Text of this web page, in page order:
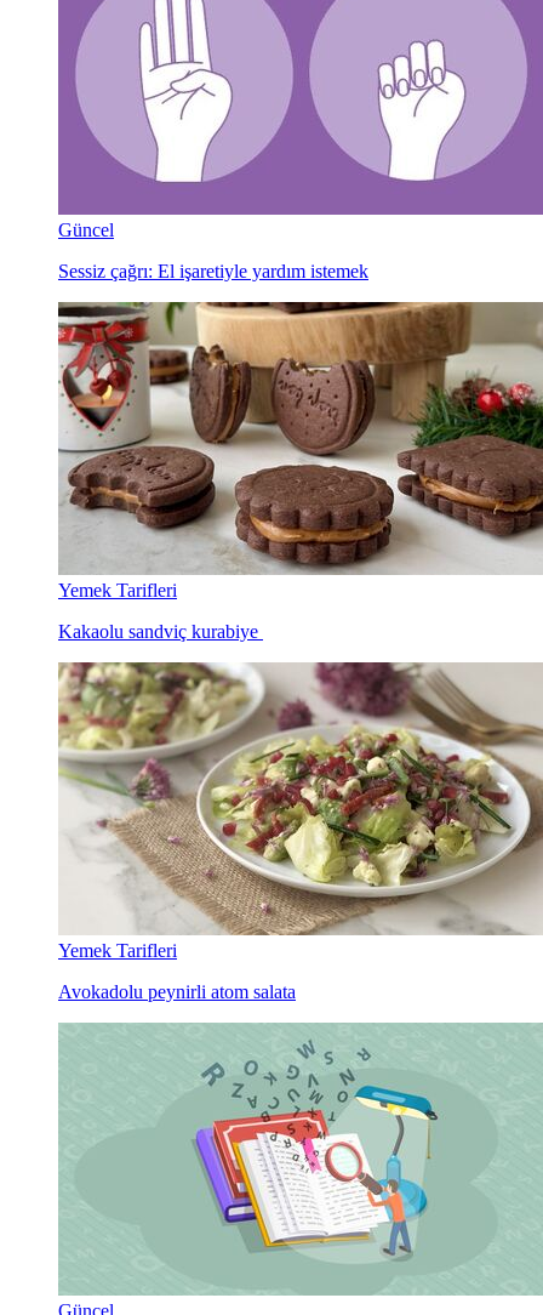
Güncel
Sessiz çağrı: El işaretiyle yardım istemek
Yemek Tarifleri
Kakaolu sandviç kurabiye
Yemek Tarifleri
Avokadolu peynirli atom salata
Güncel